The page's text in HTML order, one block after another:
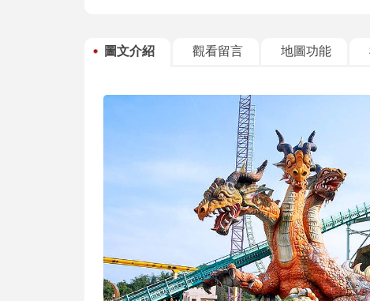
圖文介紹 觀看留言 地圖功能